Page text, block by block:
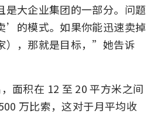
是大企业集团的一部分。问题
’的模式。如果你能迅速卖掉
），那就是目标，”她告诉
面积在 12 至 20 平方米之间
万比索，这对于月平均收